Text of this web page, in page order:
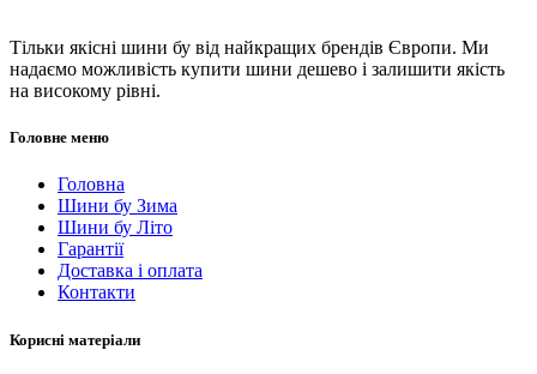
Тільки якісні шини бу від найкращих брендів Європи. Ми
надаємо можливість купити шини дешево і залишити якість
на високому рівні.
Головне меню
Головна
Шини бу Зима
Шини бу Літо
Гарантії
Доставка і оплата
Контакти
Корисні матеріали